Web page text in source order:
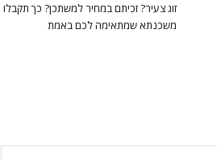
זוג צעיר? זכיתם במחיר למשתכן? כך תקבלו
משכנתא שמתאימה לכם באמת